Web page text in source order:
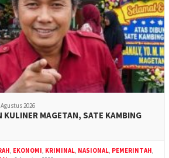
2026
KULINER MAGETAN, SATE KAMBING
, EKONOMI, KRIMINAL, NASIONAL, PEMERINTAH,